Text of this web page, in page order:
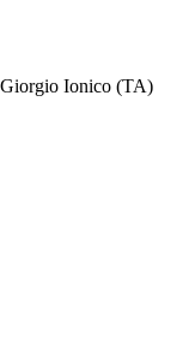
Ionico (TA)